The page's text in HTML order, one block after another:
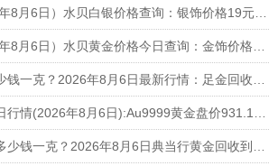
银价大涨（2026年8月6日）水贝白银价格查询：银饰价格19元/克、白银回收11.9元/克
金价大涨（2026年8月6日）水贝黄金价格今日查询：金饰价格1106元/克、黄金回收914元/克
现在黄金回收多少钱一克？2026年8月6日最新行情：足金回收916元/克、18k金回收664元/克
黄金回收价格今日行情(2026年8月6日):Au9999黄金盘价931.1元/克,足金999回收916元/克
典当行回收黄金多少钱一克？2026年8月6日典当行黄金回收到手价格查询